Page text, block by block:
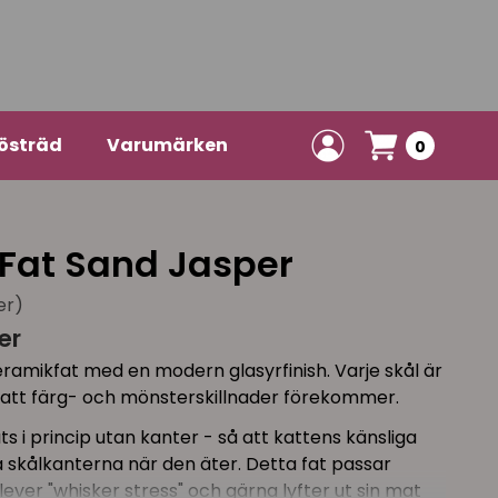
Varumärken 0
Sand Jasper
med en modern glasyrfinish. Varje skål är
färg- och mönsterskillnader förekommer.
i princip utan kanter - så att kattens känsliga
skålkanterna när den äter. Detta fat passar
"whisker stress" och gärna lyfter ut sin mat